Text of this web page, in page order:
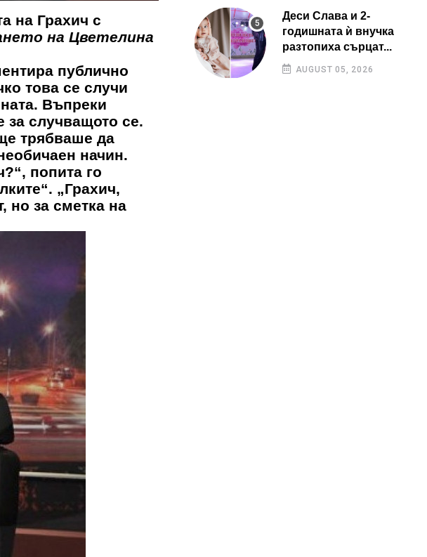
на Грахич с
на Цветелина
публично
това се случи
Въпреки
случващото се.
трябваше да
начин.
попита го
„Грахич,
но за сметка на
Деси Слава и 2-
годишната ѝ внучка
разтопиха сърцат...
AUGUST 05, 2026